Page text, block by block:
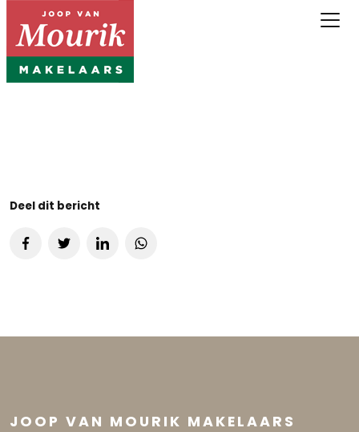
Deel dit bericht
JOOP VAN MOURIK MAKELAARS